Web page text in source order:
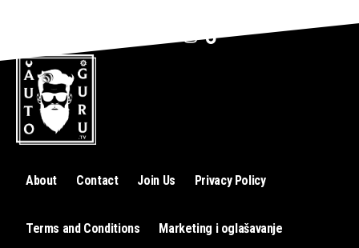
About Contact Join Us Privacy Policy
Terms and Conditions Marketing i oglašavanje